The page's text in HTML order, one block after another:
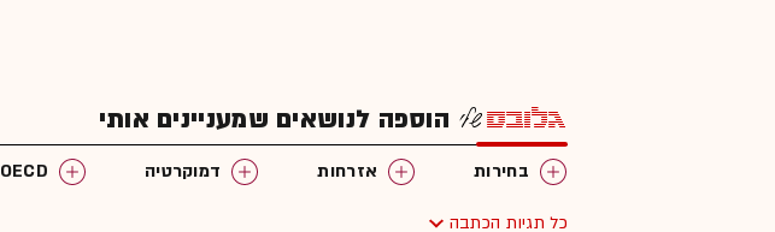
הוספה לנושאים שמעניינים אותי
בחירות אזרחות דמוקרטיה OECD
כל תגיות הכתבה